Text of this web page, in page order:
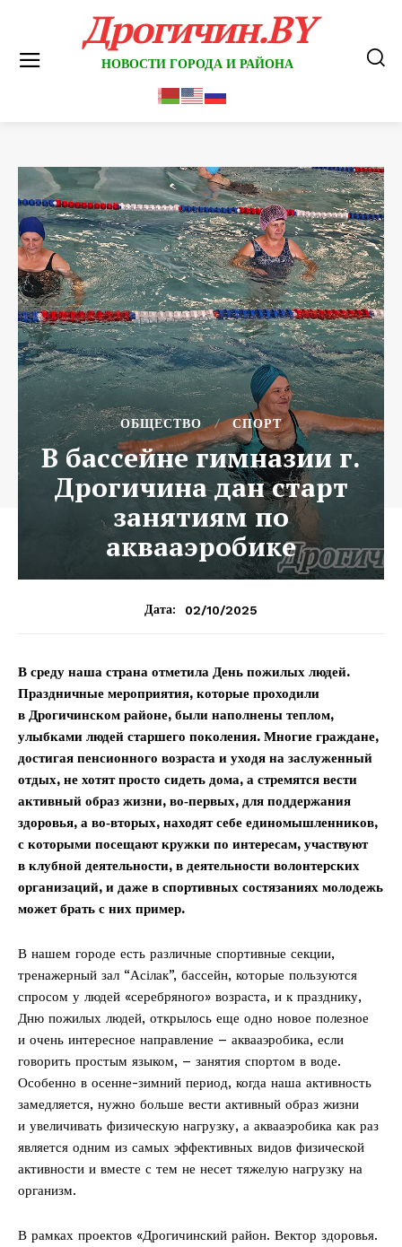
Дрогичин.BY
НОВОСТИ ГОРОДА И РАЙОНА
ОБЩЕСТВО СПОРТ
В бассейне гимназии г.
Дрогичина дан старт
занятиям по
аквааэробике
Дата: 02/10/2025
В среду наша страна отметила День пожилых людей.
Праздничные мероприятия, которые проходили
в Дрогичинском районе, были наполнены теплом,
улыбками людей старшего поколения. Многие граждане,
достигая пенсионного возраста и уходя на заслуженный
отдых, не хотят просто сидеть дома, а стремятся вести
активный образ жизни, во‑первых, для поддержания
здоровья, а во‑вторых, находят себе единомышленников,
с которыми посещают кружки по интересам, участвуют
в клубной деятельности, в деятельности волонтерских
организаций, и даже в спортивных состязаниях молодежь
может брать с них пример.
В нашем городе есть различные спортивные секции,
тренажерный зал “Асілак”, бассейн, которые пользуются
спросом у людей «серебряного» возраста, и к празднику,
Дню пожилых людей, открылось еще одно новое полезное
и очень интересное направление – аквааэробика, если
говорить простым языком, – занятия спортом в воде.
Особенно в осенне-­зимний период, когда наша активность
замедляется, нужно больше вести активный образ жизни
и увеличивать физическую нагрузку, а аквааэробика как раз
является одним из самых эффективных видов физической
активности и вместе с тем не несет тяжелую нагрузку на
организм.
В рамках проектов «Дрогичинский район. Вектор здоровья.